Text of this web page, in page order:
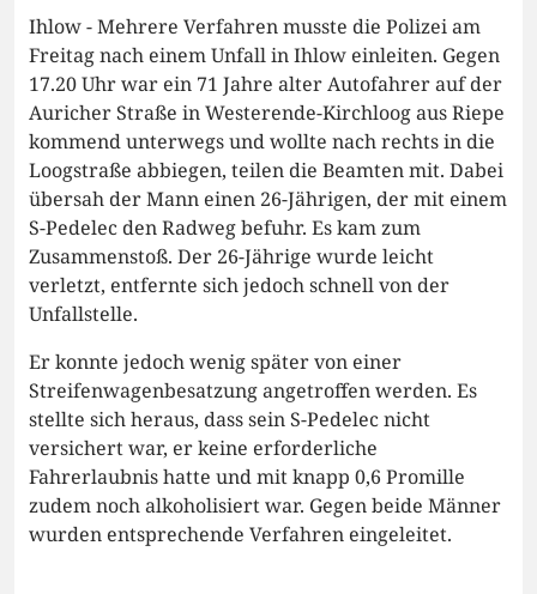
Ihlow - Mehrere Verfahren musste die Polizei am
Freitag nach einem Unfall in Ihlow einleiten. Gegen
17.20 Uhr war ein 71 Jahre alter Autofahrer auf der
Auricher Straße in Westerende-Kirchloog aus Riepe
kommend unterwegs und wollte nach rechts in die
Loogstraße abbiegen, teilen die Beamten mit. Dabei
übersah der Mann einen 26-Jährigen, der mit einem
S-Pedelec den Radweg befuhr. Es kam zum
Zusammenstoß. Der 26-Jährige wurde leicht
verletzt, entfernte sich jedoch schnell von der
Unfallstelle.
Er konnte jedoch wenig später von einer
Streifenwagenbesatzung angetroffen werden. Es
stellte sich heraus, dass sein S-Pedelec nicht
versichert war, er keine erforderliche
Fahrerlaubnis hatte und mit knapp 0,6 Promille
zudem noch alkoholisiert war. Gegen beide Männer
wurden entsprechende Verfahren eingeleitet.